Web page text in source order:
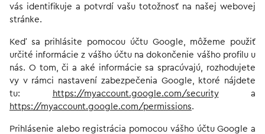
vás identifikuje a potvrdí vašu totožnosť na našej webovej
stránke.
Keď sa prihlásite pomocou účtu Google, môžeme použiť
určité informácie z vášho účtu na dokončenie vášho profilu u
nás. O tom, či a aké informácie sa spracúvajú, rozhodujete
vy v rámci nastavení zabezpečenia Google, ktoré nájdete
tu:
https://myaccount.google.com/securitya
https://myaccount.google.com/permissions.
Prihlásenie alebo registrácia pomocou vášho účtu Google a